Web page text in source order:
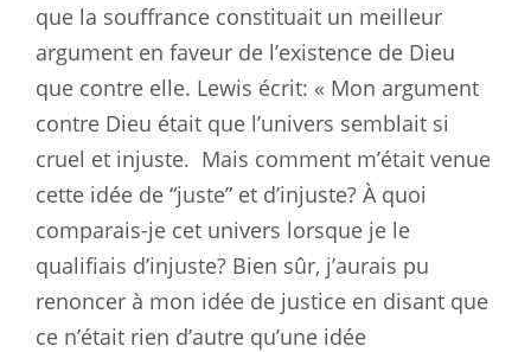
que la souffrance constituait un meilleur
argument en faveur de l’existence de Dieu
que contre elle. Lewis écrit: « Mon argument
contre Dieu était que l’univers semblait si
cruel et injuste. Mais comment m’était venue
cette idée de “juste” et d’injuste? À quoi
comparais-je cet univers lorsque je le
qualifiais d’injuste? Bien sûr, j’aurais pu
renoncer à mon idée de justice en disant que
ce n’était rien d’autre qu’une idée